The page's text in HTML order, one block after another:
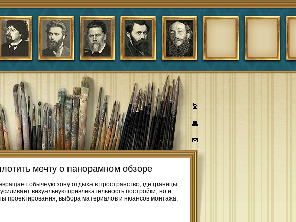
мечту о панорамном обзоре
обычную зону отдыха в пространство, где границы
визуальную привлекательность постройки, но и
проектирования, выбора материалов и нюансов монтажа,